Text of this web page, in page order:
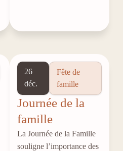
26
déc.
Fête de
famille
Journée de la
famille
La Journée de la Famille
souligne l’importance des